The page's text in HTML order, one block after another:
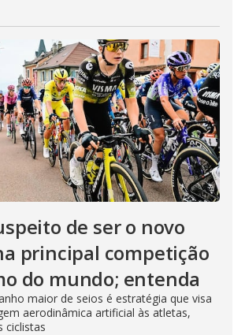
de ser o novo
principal competição
do mundo; entenda
maior de seios é estratégia que visa
aerodinâmica artificial às atletas,
ciclistas